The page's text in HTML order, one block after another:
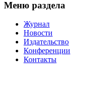
Меню раздела
Журнал
Новости
Издательство
Конференции
Контакты